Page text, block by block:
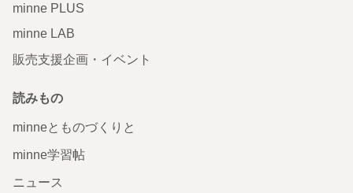
minne PLUS
minne LAB
販売支援企画・イベント
読みもの
minneとものづくりと
minne学習帖
ニュース